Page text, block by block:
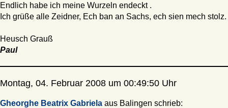
Endlich habe ich meine Wurzeln endeckt .
Ich grüße alle Zeidner, Ech ban an Sachs, ech sien mech stolz.
Heusch Grauß
Paul
Montag, 04. Februar 2008 um 00:49:50 Uhr
Gheorghe Beatrix Gabriela aus Balingen schrieb: